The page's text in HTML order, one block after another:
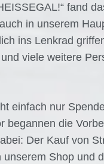
fand
in unserem
ins Lenkrad
viele weitere
einfach nur
begannen die
Der Kauf von
Shop und